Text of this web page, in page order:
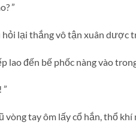
”
lại thắng vô tận xuân dược
lao đến bế phốc nàng vào
vòng tay ôm lấy cổ hắn, thổ khí